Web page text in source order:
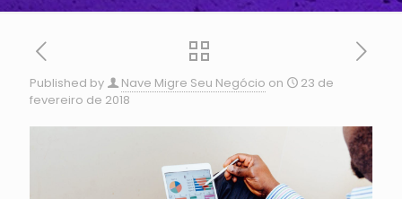
Published by Nave Migre Seu Negócio on
23 de
fevereiro de 2018